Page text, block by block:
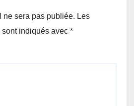
ne sera pas publiée. Les
indiqués avec *